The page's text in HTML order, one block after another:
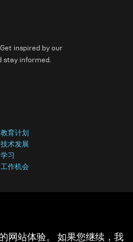
inspired by our
stay informed.
教育计划
技术发展
学习
工作机会
网站体验。 如果您继续，我